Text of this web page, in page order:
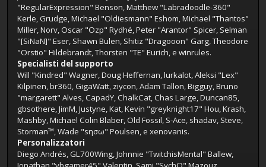
"RegularExpression" Benson, Matthew "Labradoodle-360"
Kerle, Grudge, Michael "Oldiesmann" Eshom, Michael "Thantos"
Miller, Norv, Oscar "Ozp" Rydhé, Peter "Arantor" Spicer, Selman
"[SiNaN]" Eser, Shawn Bulen, Shitiz "Dragooon" Garg, Theodore
"Orstio" Hildebrandt, Thorsten "TE" Eurich, e winrules.
Specialisti del supporto
Will "Kindred" Wagner, Doug Heffernan, lurkalot, Aleksi "Lex"
Kilpinen, br360, GigaWatt, ziycon, Adam Tallon, Bigguy, Bruno
"margarett" Alves, CapadY, ChalkCat, Chas Large, Duncan85,
gbsothere, JimM, Justyne, Kat, Kevin "greyknight17" Hou, Krash,
Mashby, Michael Colin Blaber, Old Fossil, S-Ace, shadav, Steve,
Storman™, Wade "sησω" Poulsen, e xenovanis.
Personalizzatori
Diego Andrés, GL700Wing, Johnnie "TwitchisMental" Ballew,